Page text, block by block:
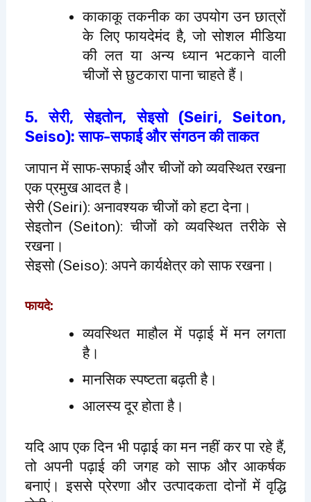
काकाकू तकनीक का उपयोग उन छात्रों
के लिए फायदेमंद है, जो सोशल मीडिया
की लत या अन्य ध्यान भटकाने वाली
चीजों से छुटकारा पाना चाहते हैं।
5. सेरी, सेइतोन, सेइसो (Seiri, Seiton,
Seiso): साफ-सफाई और संगठन की ताकत
जापान में साफ-सफाई और चीजों को व्यवस्थित रखना
एक प्रमुख आदत है।
सेरी (Seiri): अनावश्यक चीजों को हटा देना।
सेइतोन (Seiton): चीजों को व्यवस्थित तरीके से
रखना।
सेइसो (Seiso): अपने कार्यक्षेत्र को साफ रखना।
फायदे:
व्यवस्थित माहौल में पढ़ाई में मन लगता
है।
मानसिक स्पष्टता बढ़ती है।
आलस्य दूर होता है।
यदि आप एक दिन भी पढ़ाई का मन नहीं कर पा रहे हैं,
तो अपनी पढ़ाई की जगह को साफ और आकर्षक
बनाएं। इससे प्रेरणा और उत्पादकता दोनों में वृद्धि